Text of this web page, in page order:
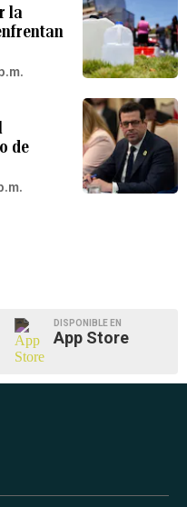
la
de
DISPONIBLE EN
App Store